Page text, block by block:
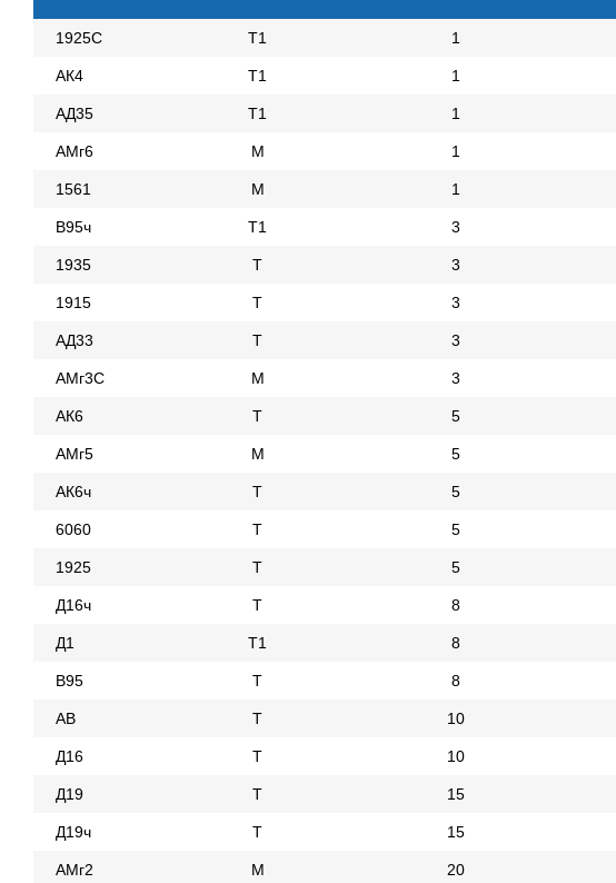
1925С Т1 1
АК4 Т1 1
АД35 Т1 1
АМг6 М 1
1561 М 1
В95ч Т1 3
1935 Т 3
1915 Т 3
АД33 Т 3
АМг3С М 3
АК6 Т 5
АМг5 М 5
АК6ч Т 5
6060 Т 5
1925 Т 5
Д16ч Т 8
Д1 Т1 8
В95 Т 8
АВ Т 10
Д16 Т 10
Д19 Т 15
Д19ч Т 15
АМг2 М 20